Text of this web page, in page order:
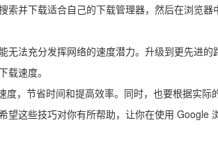
索并下载适合自己的下载管理器，然后在浏览器
法充分发挥网络的速度潜力。升级到更先进的
速度。
，节省时间和提高效率。同时，也要根据实际
望这些技巧对你有所帮助，让你在使用 Google